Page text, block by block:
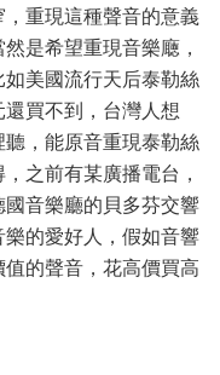
重現這種聲音的意義
是希望重現音樂廰，
美國流行天后泰勒絲
買不到，台灣人想
，能原音重現泰勒絲
之前有某廣播電台，
音樂廳的貝多芬交響
的愛好人，假如音響
的聲音，花高價買高